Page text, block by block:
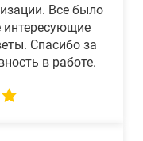
Все было
интересующие
Спасибо за
в работе.